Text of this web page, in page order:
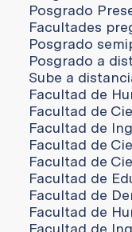
Posgrado
Facultades
Posgrado
Posgrado a
Sube a
Facultad de
Facultad de
Facultad de
Facultad de
Facultad de
Facultad de
Facultad de
Facultad de
Facultad de